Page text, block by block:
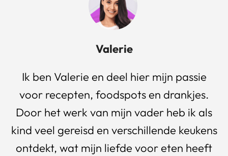
Valerie
Ik ben Valerie en deel hier mijn passie
voor recepten, foodspots en drankjes.
Door het werk van mijn vader heb ik als
kind veel gereisd en verschillende keukens
ontdekt, wat mijn liefde voor eten heeft